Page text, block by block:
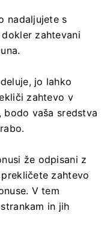
nadaljujete s
zahtevani
jo lahko
zahtevo v
vaša sredstva
že odpisani z
zahtevo
V tem
in jih